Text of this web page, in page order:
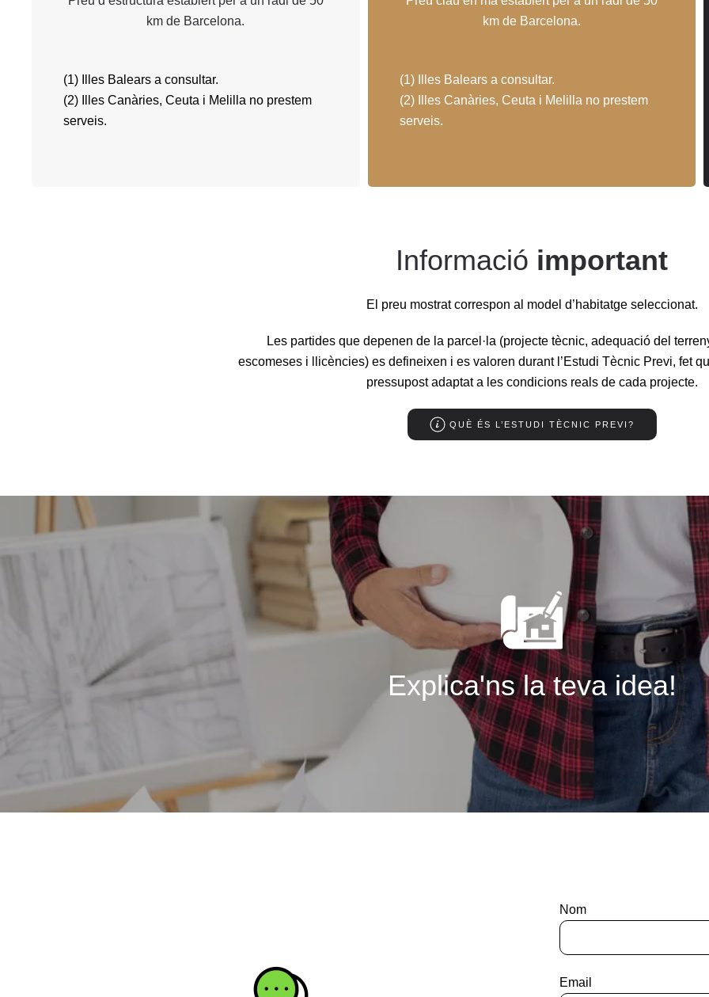
km de Barcelona.
(1) Illes Balears a consultar.
(2) Illes Canàries, Ceuta i Melilla no prestem
serveis.
km de Barcelona.
(1) Illes Balears a consultar.
(2) Illes Canàries, Ceuta i Melilla no prestem
serveis.
Informació important
El preu mostrat correspon al model d’habitatge seleccionat.
Les partides que depenen de la parcel·la (projecte tècnic, adequació del
escomeses i llicències) es defineixen i es valoren durant l’Estudi Tècnic Previ, fet
pressupost adaptat a les condicions reals de cada projecte.
QUÈ ÉS L’ESTUDI TÈCNIC PREVI?
Explica'ns la teva idea!
Nom
Email